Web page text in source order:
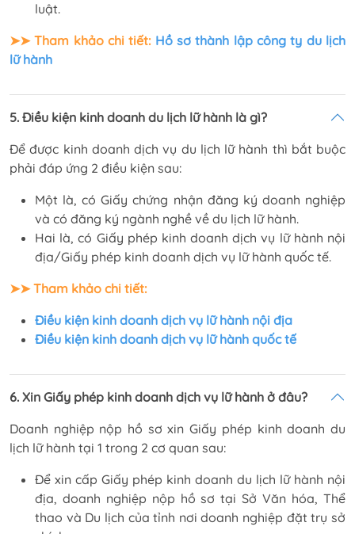
luật.
➤➤ Tham khảo chi tiết: Hồ sơ thành lập công ty du lịch
lữ hành
5. Điều kiện kinh doanh du lịch lữ hành là gì?
Để được kinh doanh dịch vụ du lịch lữ hành thì bắt buộc
phải đáp ứng 2 điều kiện sau:
Một là, có Giấy chứng nhận đăng ký doanh nghiệp
và có đăng ký ngành nghề về du lịch lữ hành.
Hai là, có Giấy phép kinh doanh dịch vụ lữ hành nội
địa/Giấy phép kinh doanh dịch vụ lữ hành quốc tế.
➤➤ Tham khảo chi tiết:
Điều kiện kinh doanh dịch vụ lữ hành nội địa
Điều kiện kinh doanh dịch vụ lữ hành quốc tế
6. Xin Giấy phép kinh doanh dịch vụ lữ hành ở đâu?
Doanh nghiệp nộp hồ sơ xin Giấy phép kinh doanh du
lịch lữ hành tại 1 trong 2 cơ quan sau:
Để xin cấp Giấy phép kinh doanh du lịch lữ hành nội
địa, doanh nghiệp nộp hồ sơ tại Sở Văn hóa, Thể
thao và Du lịch của tỉnh nơi doanh nghiệp đặt trụ sở